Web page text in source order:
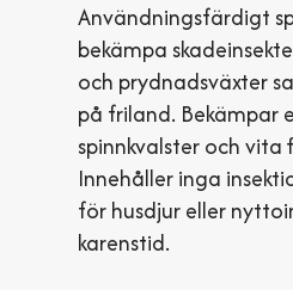
Användningsfärdigt
bekämpa
och prydnadsväxter
på friland. Bekämpar
spinnkvalster och vita
Innehåller inga
för husdjur eller
karenstid.